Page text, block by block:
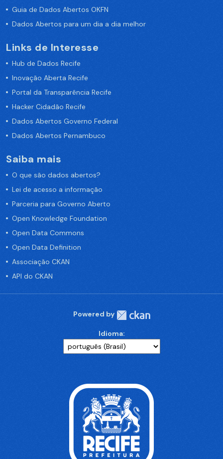
Guia de Dados Abertos OKFN
Dados Abertos para um dia a dia melhor
Links de Interesse
Hub de Dados Recife
Inovação Aberta Recife
Portal da Transparência Recife
Hacker Cidadão Recife
Dados Abertos Governo Federal
Dados Abertos Pernambuco
Saiba mais
O que são dados abertos?
Lei de acesso a informação
Parceria para Governo Aberto
Open Knowledge Foundation
Open Data Commons
Open Data Definition
Associação CKAN
API do CKAN
Powered by
Idioma